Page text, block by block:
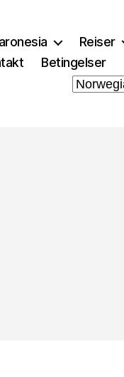
Reiser
Betingelser